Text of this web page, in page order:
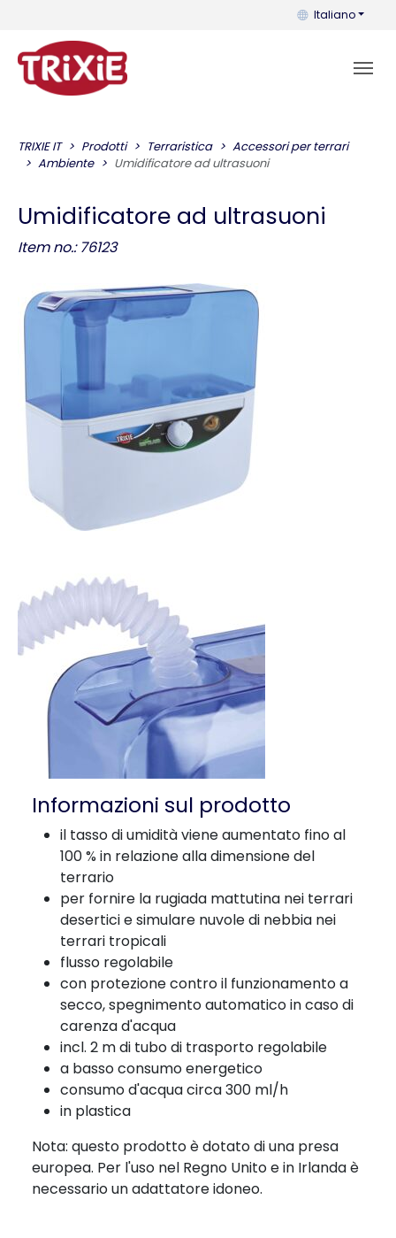
Puoi cambiare
Italiano
TRIXIE IT Prodotti Terraristica
Accessori per terrari
Ambiente
Umidificatore ad ultrasuoni
Umidificatore ad ultrasuoni
Item no.: 76123
Informazioni sul prodotto
il tasso di umidità viene aumentato fino al
100 % in relazione alla dimensione del
terrario
per fornire la rugiada mattutina nei terrari
desertici e simulare nuvole di nebbia nei
terrari tropicali
flusso regolabile
con protezione contro il funzionamento a
secco, spegnimento automatico in caso di
carenza d'acqua
incl. 2 m di tubo di trasporto regolabile
a basso consumo energetico
consumo d'acqua circa 300 ml/h
in plastica
Nota: questo prodotto è dotato di una presa
europea. Per l'uso nel Regno Unito e in Irlanda è
necessario un adattatore idoneo.